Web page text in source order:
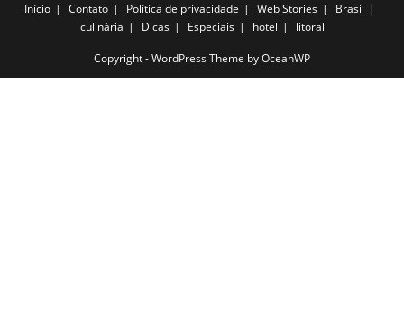
Início Contato Política de privacidade Web Stories
Brasil
culinária
Dicas Especiais hotel litoral
Copyright - WordPress Theme by OceanWP